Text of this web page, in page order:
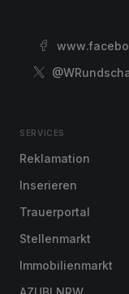
SERVICES
Reklamation
Inserieren
Trauerportal
Stellenmarkt
Immobilienmarkt